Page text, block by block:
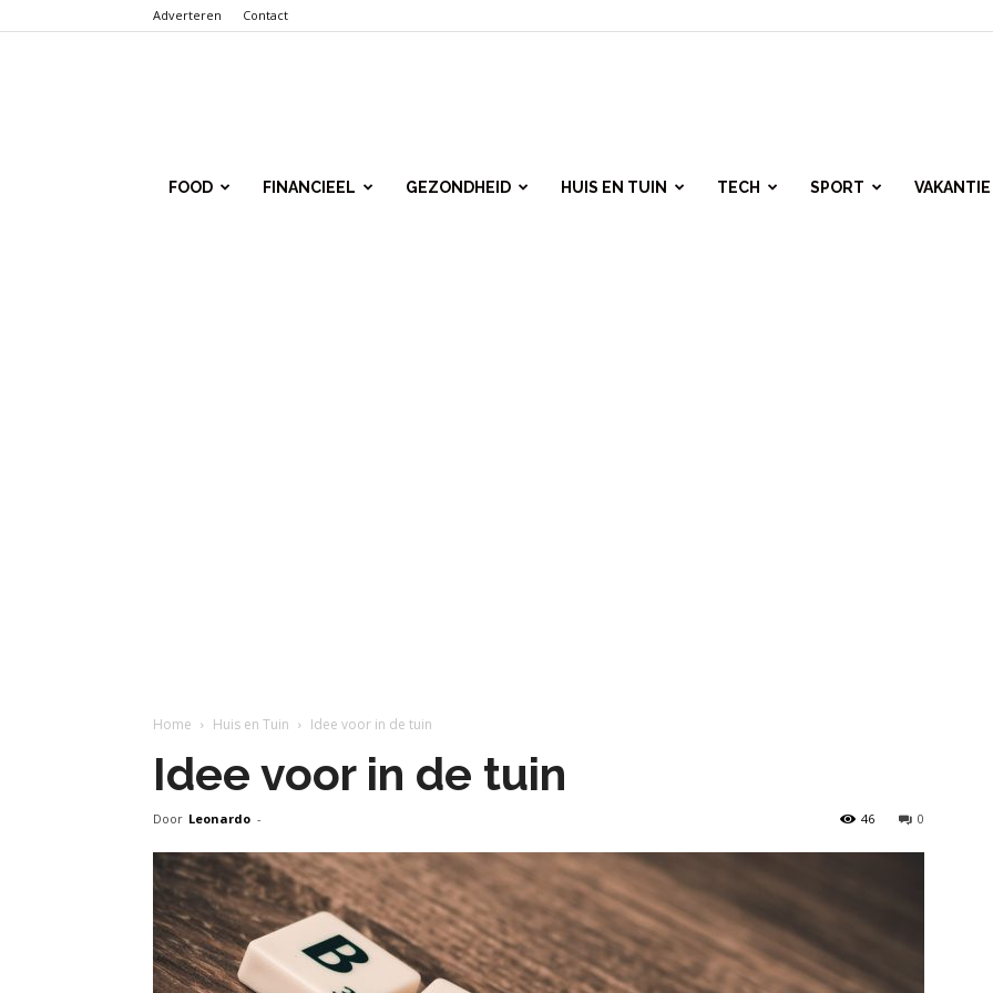
Adverteren Contact
FOOD FINANCIEEL GEZONDHEID HUIS EN TUIN TECH SPORT VAKANTIE
Home Huis en Tuin Idee voor in de tuin
Idee voor in de tuin
Door Leonardo - 0
46